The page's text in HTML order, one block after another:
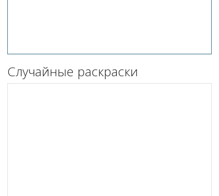
Случайные раскраски